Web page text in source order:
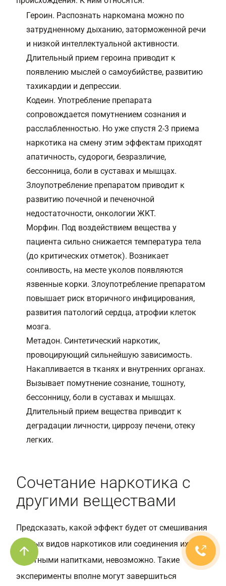
Героин. Распознать наркомана можно по
затрудненному дыханию, заторможенной речи
и низкой интеллектуальной активности.
Длительный прием героина приводит к
появлению мыслей о самоубийстве, развитию
тахикардии и депрессии.
Кодеин. Употребление препарата
сопровождается помутнением сознания и
расслабленностью. Но уже спустя 2-3 приема
наркотика на смену этим эффектам приходят
апатичность, судороги, безразличие,
бессонница, боли в суставах и мышцах.
Злоупотребление препаратом приводит к
развитию почечной и печеночной
недостаточности, онкологии ЖКТ.
Морфин. Под воздействием вещества у
пациента сильно снижается температура тела
(до критических отметок). Возникает
сонливость, на месте уколов появляются
язвенные корки. Злоупотребление препаратом
повышает риск вторичного инфицирования,
развития патологий сердца, атрофии клеток
мозга.
Метадон. Синтетический наркотик,
провоцирующий сильнейшую зависимость.
Накапливается в тканях и внутренних органах.
Вызывает помутнение сознание, тошноту,
бессонницу, боли в суставах и мышцах.
Длительный прием вещества приводит к
деградации личности, циррозу печени, отеку
легких.
Сочетание наркотика с
другими веществами
Предсказать, какой эффект будет от смешивания
разных видов наркотиков или соединения их со
спиртными напитками, невозможно. Такие
эксперименты вполне могут завершиться